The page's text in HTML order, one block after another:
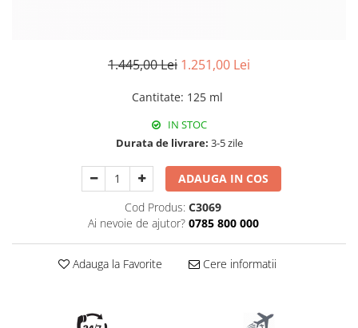
1.445,00 Lei 1.251,00 Lei
Cantitate: 125 ml
IN STOC
Durata de livrare: 3-5 zile
ADAUGA IN COS
Cod Produs: C3069
Ai nevoie de ajutor? 0785 800 000
Adauga la Favorite Cere informatii